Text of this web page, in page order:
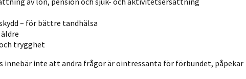
– för bättre tandhälsa
trygghet
inte att andra frågor är ointressanta för förbundet, påpekar
de här
från